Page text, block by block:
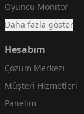
Oyuncu Monitör
Daha fazla göster
Hesabım
Çözüm Merkezi
Müşteri Hizmetleri
Panelim